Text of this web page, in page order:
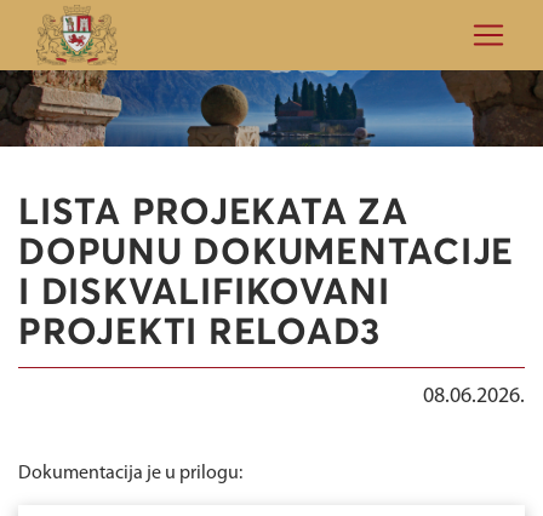
LISTA PROJEKATA ZA
DOPUNU DOKUMENTACIJE
I DISKVALIFIKOVANI
PROJEKTI RELOAD3
08.06.2026.
Dokumentacija je u prilogu: